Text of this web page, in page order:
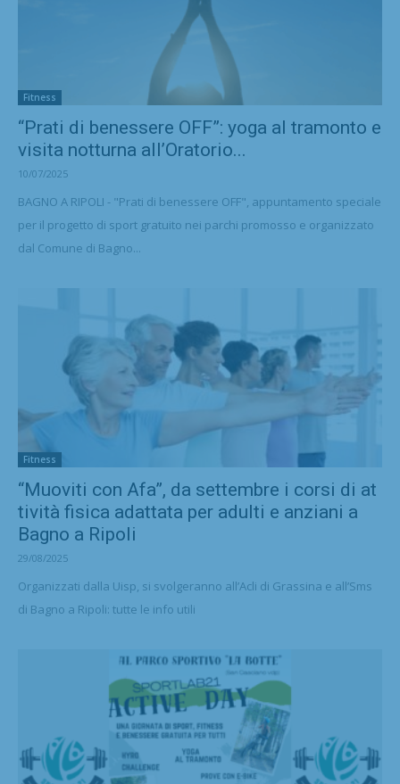
Fitness
“Prati di benessere OFF”: yoga al tramonto e
visita notturna all’Oratorio...
10/07/2025
BAGNO A RIPOLI - "Prati di benessere OFF", appuntamento speciale
per il progetto di sport gratuito nei parchi promosso e organizzato
dal Comune di Bagno...
Fitness
“Muoviti con Afa”, da settembre i corsi di at
tività fisica adattata per adulti e anziani a
Bagno a Ripoli
29/08/2025
Organizzati dalla Uisp, si svolgeranno all’Acli di Grassina e all’Sms
di Bagno a Ripoli: tutte le info utili